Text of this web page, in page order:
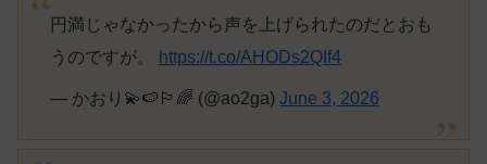
円満じゃなかったから声を上げられたのだとおも
うのですが。
https://t.co/AHODs2QIf4
— かおり💫🍉🏳️‍🌈 (@ao2ga) June 3, 2026